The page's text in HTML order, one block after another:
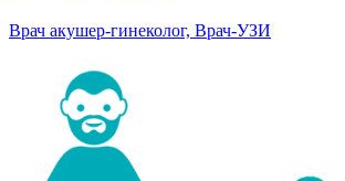
Врач акушер-гинеколог, Врач-УЗИ